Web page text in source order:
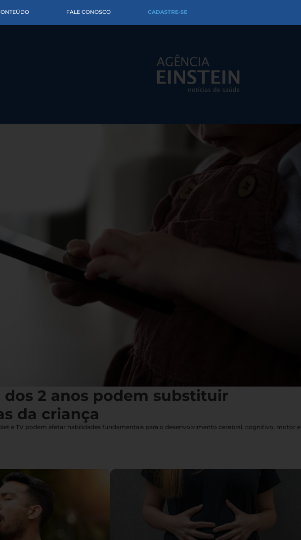
FALE CONOSCO CADASTRE-SE
dos 2 anos podem substituir
da criança
e TV podem afetar habilidades fundamentais para o desenvolvimento cerebral, cognitivo, motor e